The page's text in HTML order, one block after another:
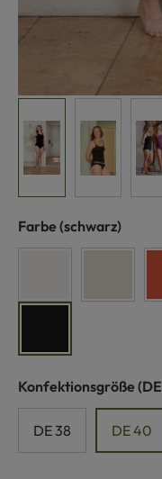
Farbe auswählen
(schwarz)
Konfektionsgröße
DE 38 DE 40